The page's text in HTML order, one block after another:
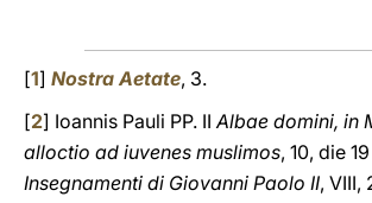
[1] Nostra Aetate, 3.
[2] Ioannis Pauli PP. IIAlbae domini, in
alloctio ad iuvenes muslimos, 10, die
Insegnamenti di Giovanni Paolo II, VIII,